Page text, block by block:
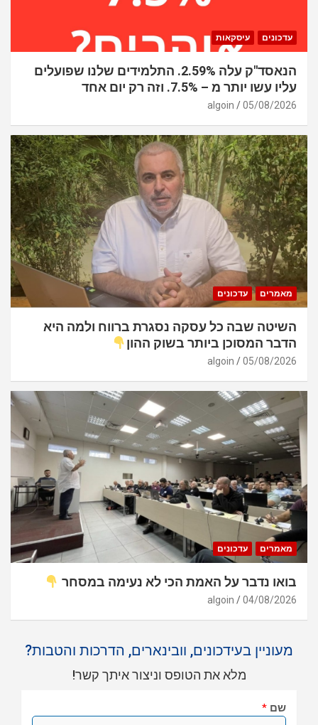
עדכונים עיסקאות
הנאסד"ק עלה 2.59%. התלמידים שלנו שפועלים
עליו עשו יותר מ – 7.5%. וזה רק יום אחד
05/08/2026
algoin
מאמרים עדכונים
השיטה שבה כל עסקה נסגרת ברווח ולמה היא
הדבר המסוכן ביותר בשוק ההון
05/08/2026
algoin
מאמרים עדכונים
בואו נדבר על האמת הכי לא נעימה במסחר
04/08/2026
algoin
מעוניין בעידכונים, וובינארים, הדרכות והטבות?
מלא את הטופס וניצור איתך קשר!
שם *